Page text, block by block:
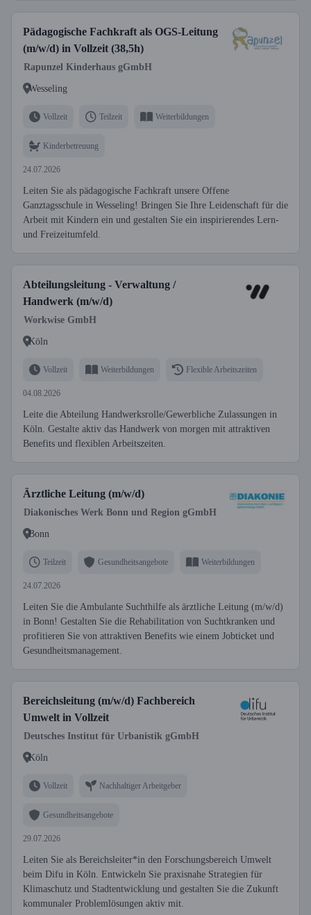
Pädagogische Fachkraft als OGS-Leitung
(m/w/d) in Vollzeit (38,5h)
Rapunzel Kinderhaus gGmbH
Wesseling
Vollzeit Teilzeit Weiterbildungen
Kinderbetreuung
24.07.2026
Leiten Sie als pädagogische Fachkraft unsere Offene
Ganztagsschule in Wesseling! Bringen Sie Ihre Leidenschaft für die
Arbeit mit Kindern ein und gestalten Sie ein inspirierendes Lern-
und Freizeitumfeld.
Abteilungsleitung - Verwaltung /
Handwerk (m/w/d)
Workwise GmbH
Köln
Vollzeit Weiterbildungen Flexible Arbeitszeiten
04.08.2026
Leite die Abteilung Handwerksrolle/Gewerbliche Zulassungen in
Köln. Gestalte aktiv das Handwerk von morgen mit attraktiven
Benefits und flexiblen Arbeitszeiten.
Ärztliche Leitung (m/w/d)
Diakonisches Werk Bonn und Region gGmbH
Bonn
Teilzeit Gesundheitsangebote Weiterbildungen
24.07.2026
Leiten Sie die Ambulante Suchthilfe als ärztliche Leitung (m/w/d)
in Bonn! Gestalten Sie die Rehabilitation von Suchtkranken und
profitieren Sie von attraktiven Benefits wie einem Jobticket und
Gesundheitsmanagement.
Bereichsleitung (m/w/d) Fachbereich
Umwelt in Vollzeit
Deutsches Institut für Urbanistik gGmbH
Köln
Vollzeit Nachhaltiger Arbeitgeber
Gesundheitsangebote
29.07.2026
Leiten Sie als Bereichsleiter*in den Forschungsbereich Umwelt
beim Difu in Köln. Entwickeln Sie praxisnahe Strategien für
Klimaschutz und Stadtentwicklung und gestalten Sie die Zukunft
kommunaler Problemlösungen aktiv mit.